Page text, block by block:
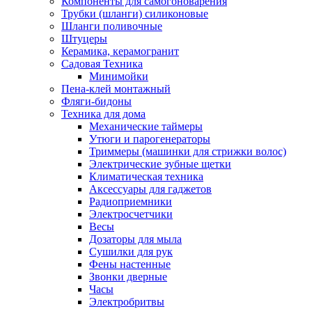
Трубки (шланги) силиконовые
Шланги поливочные
Штуцеры
Керамика, керамогранит
Садовая Техника
Минимойки
Пена-клей монтажный
Фляги-бидоны
Техника для дома
Механические таймеры
Утюги и парогенераторы
Триммеры (машинки для стрижки волос)
Электрические зубные щетки
Климатическая техника
Аксессуары для гаджетов
Радиоприемники
Электросчетчики
Весы
Дозаторы для мыла
Сушилки для рук
Фены настенные
Звонки дверные
Часы
Электробритвы